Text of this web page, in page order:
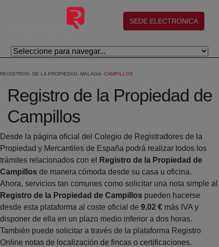
Salta al contingut principal
(abre en nueva ventana)
SEDE ELECTRONICA
REGISTROS DE LA PROPIEDAD MALAGA CAMPILLOS
Registro de la Propiedad de
Campillos
Desde la página oficial del Colegio de Registradores de la
Propiedad y Mercantiles de España podrá realizar todos los
trámites relacionados con el
Registro de la Propiedad de
Campillos de manera cómoda desde su casa u oficina.
Ahora, servicios tan comunes como solicitar una nota simple al
Registro de la Propiedad de Campillos pueden hacerse
desde esta plataforma al coste oficial de 9,02 € más IVA y
disponer de ella en un plazo medio inferior a dos horas.
También puede solicitar a través de la plataforma Registro
Online notas de localización de fincas o certificaciones.